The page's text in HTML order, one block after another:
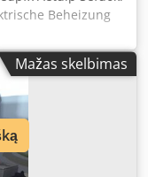
Beheizung
gesteuerte
Aufstellmaße
Höhe: 250
Mažas skelbimas